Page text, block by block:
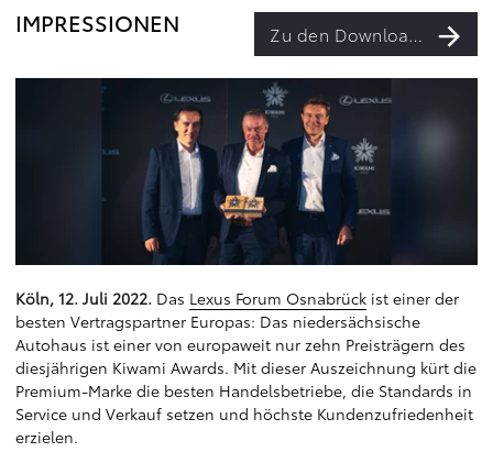
IMPRESSIONEN Zu den Downloads
Köln, 12. Juli 2022. Das Lexus Forum Osnabrück ist einer der
besten Vertragspartner Europas: Das niedersächsische
Autohaus ist einer von europaweit nur zehn Preisträgern des
diesjährigen Kiwami Awards. Mit dieser Auszeichnung kürt die
Premium-Marke die besten Handelsbetriebe, die Standards in
Service und Verkauf setzen und höchste Kundenzufriedenheit
erzielen.